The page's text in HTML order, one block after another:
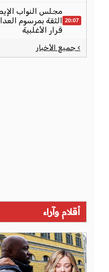
20:07
مجلس النواب
الثقة بمرسوم
قرار الأغلبية
› جميع الأخبار
أقلام وآراء